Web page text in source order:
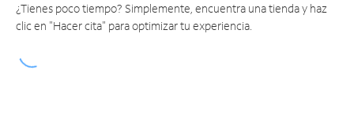
¿Tienes poco tiempo? Simplemente, encuentra una tienda y haz
clic en "Hacer cita" para optimizar tu experiencia.